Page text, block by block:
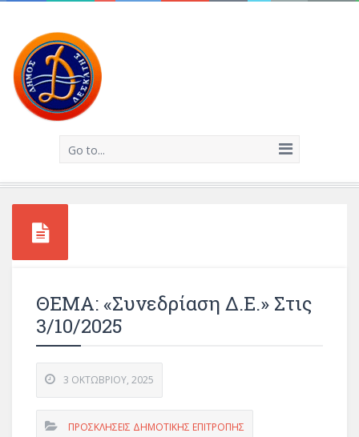
Go to...
ΘΕΜΑ: «Συνεδρίαση Δ.Ε.» Στις
3/10/2025
3 ΟΚΤΩΒΡΊΟΥ, 2025
ΠΡΟΣΚΛΗΣΕΙΣ ΔΗΜΟΤΙΚΗΣ ΕΠΙΤΡΟΠΗΣ